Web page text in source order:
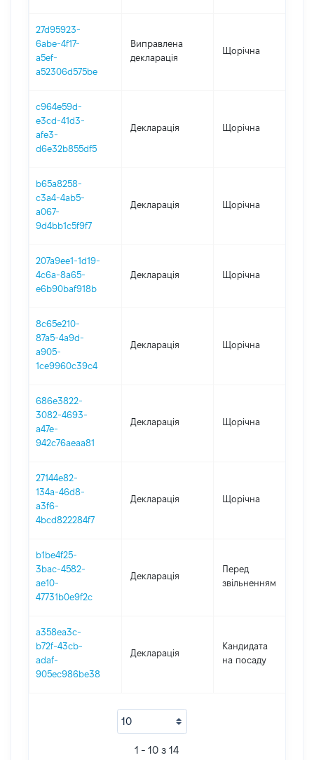
27d95923-
6abe-4f17-
a5ef-
a52306d575be
Виправлена
декларація
Щорічна
c964e59d-
e3cd-41d3-
afe3-
d6e32b855df5
Декларація Щорічна
b65a8258-
c3a4-4ab5-
a067-
9d4bb1c5f9f7
Декларація Щорічна
207a9ee1-1d19-
4c6a-8a65-
e6b90baf918b
Декларація Щорічна
8c65e210-
87a5-4a9d-
a905-
1ce9960c39c4
Декларація Щорічна
686e3822-
3082-4693-
a47e-
942c76aeaa81
Декларація Щорічна
27144e82-
134a-46d8-
a3f6-
4bcd822284f7
Декларація Щорічна
b1be4f25-
3bac-4582-
ae10-
47731b0e9f2c
Декларація
Перед
звільненням
a358ea3c-
b72f-43cb-
adaf-
905ec986be38
Декларація
Кандидата
на посаду
1 - 10 з 14